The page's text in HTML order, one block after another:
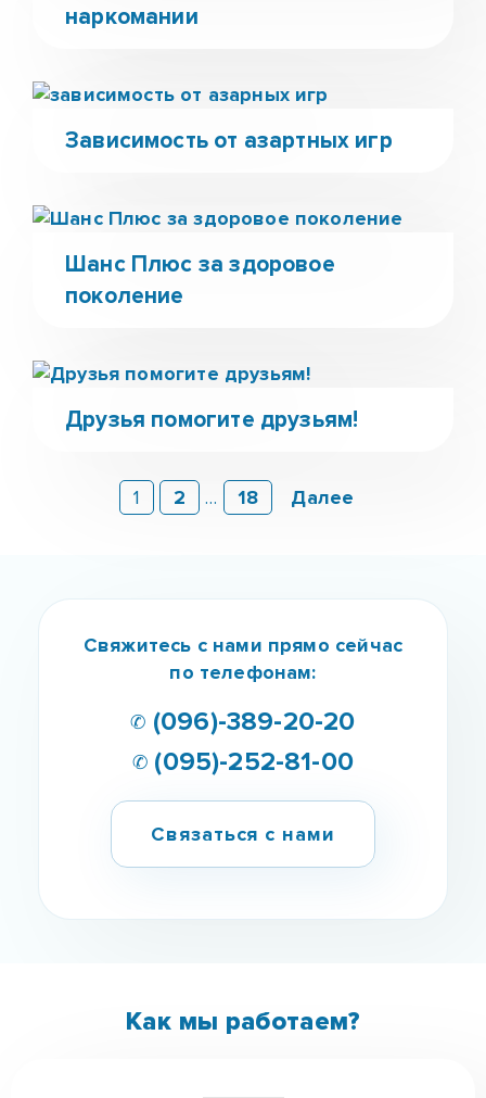
наркомании
Зависимость от азартных игр
Шанс Плюс за здоровое
поколение
Друзья помогите друзьям!
1 2 … 18 Далее
Свяжитесь с нами прямо сейчас
по телефонам:
✆ (096)-389-20-20
✆ (095)-252-81-00
Связаться с нами
Как мы работаем?